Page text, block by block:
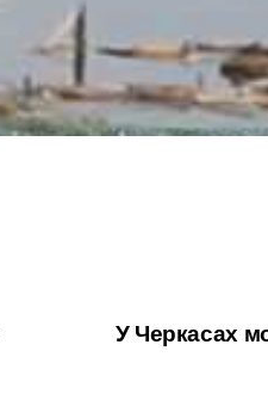
У Черкасах